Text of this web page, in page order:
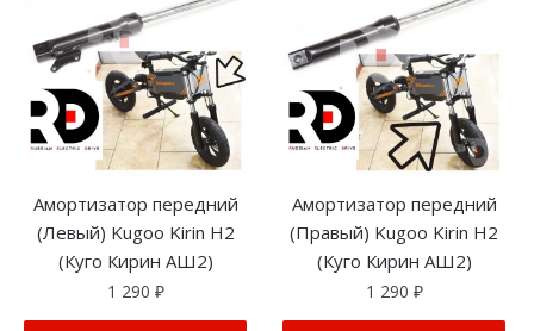
Амортизатор передний
(Левый) Kugoo Kirin H2
(Куго Кирин АШ2)
1 290 ₽
Амортизатор передний
(Правый) Kugoo Kirin H2
(Куго Кирин АШ2)
1 290 ₽